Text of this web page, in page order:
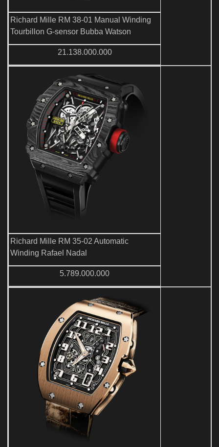
Richard Mille RM 38-01 Manual Winding
Tourbillon G-sensor Bubba Watson
21.138.000.000
Richard Mille RM 35-02 Automatic
Winding Rafael Nadal
5.789.000.000